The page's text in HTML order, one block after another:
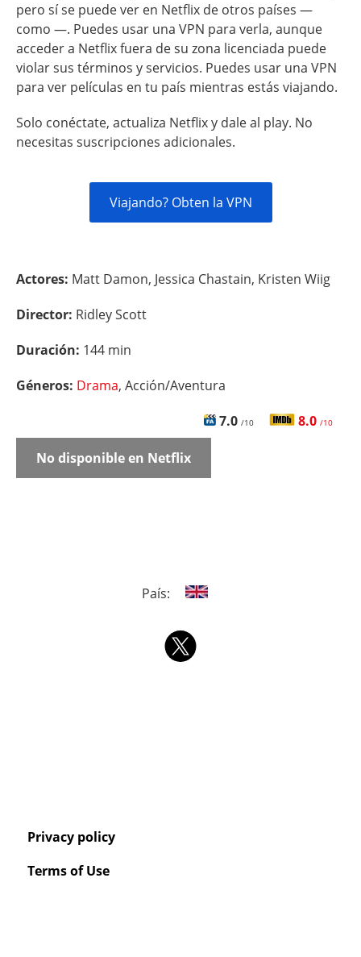
pero sí se puede ver en Netflix de otros países —
como —. Puedes usar una VPN para verla, aunque
acceder a Netflix fuera de su zona licenciada puede
violar sus términos y servicios. Puedes usar una VPN
para ver películas en tu país mientras estás viajando.
Solo conéctate, actualiza Netflix y dale al play. No
necesitas suscripciones adicionales.
Viajando? Obten la VPN
Actores: Matt Damon, Jessica Chastain, Kristen Wiig
Director: Ridley Scott
Duración: 144 min
Géneros: Drama, Acción/Aventura
7.0 /10 8.0 /10
No disponible en Netflix
País:
Privacy policy
Terms of Use